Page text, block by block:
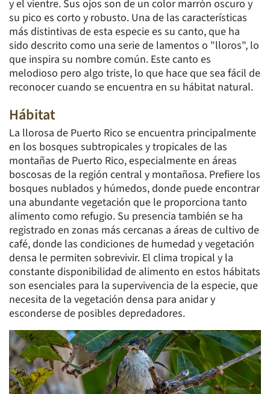
y el vientre. Sus ojos son de un color marrón oscuro y
su pico es corto y robusto. Una de las características
más distintivas de esta especie es su canto, que ha
sido descrito como una serie de lamentos o "lloros", lo
que inspira su nombre común. Este canto es
melodioso pero algo triste, lo que hace que sea fácil de
reconocer cuando se encuentra en su hábitat natural.
Hábitat
La llorosa de Puerto Rico se encuentra principalmente
en los bosques subtropicales y tropicales de las
montañas de Puerto Rico, especialmente en áreas
boscosas de la región central y montañosa. Prefiere los
bosques nublados y húmedos, donde puede encontrar
una abundante vegetación que le proporciona tanto
alimento como refugio. Su presencia también se ha
registrado en zonas más cercanas a áreas de cultivo de
café, donde las condiciones de humedad y vegetación
densa le permiten sobrevivir. El clima tropical y la
constante disponibilidad de alimento en estos hábitats
son esenciales para la supervivencia de la especie, que
necesita de la vegetación densa para anidar y
esconderse de posibles depredadores.